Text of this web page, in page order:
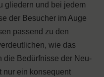
gliedern und bei jedem
der Besucher im Auge
passend zu den
wie das
die Bedürfnisse der Neu-
nur ein konsequent